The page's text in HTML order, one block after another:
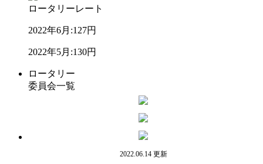
ロータリーレート
2022年6月:127円
2022年5月:130円
ロータリー
委員会一覧
2022.06.14 更新